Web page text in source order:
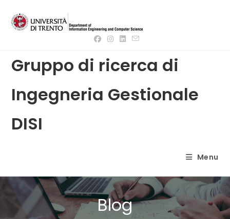
Salta
Gruppo di ricerca di
Ingegneria Gestionale
DISI
Menu
Blog